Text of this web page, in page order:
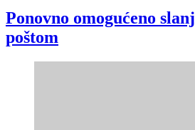
Ponovno omogućeno
poštom